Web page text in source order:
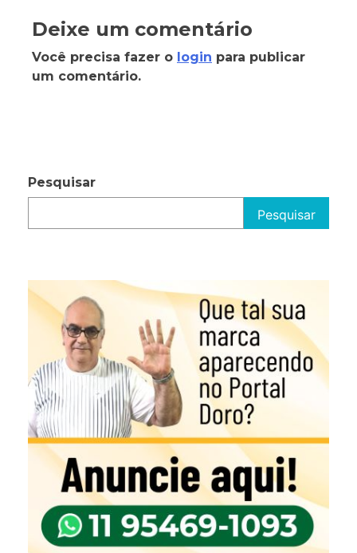
Deixe um comentário
Você precisa fazer o login para publicar
um comentário.
Pesquisar
Pesquisar